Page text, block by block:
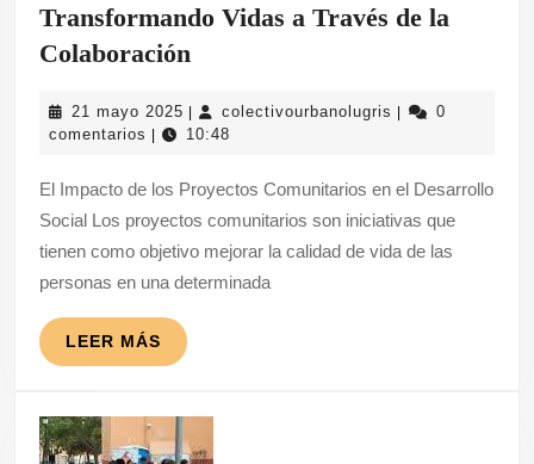
Transformando Vidas a Través de la
Colaboración
Comunitario:
Vidas
a
Través
21 mayo 2025 21
mayo
| colectivourbanolugris |
0
comentarios | 10:48
El Impacto de los Proyectos Comunitarios en el Desarrollo
Social Los proyectos comunitarios son iniciativas que
tienen como objetivo mejorar la calidad de vida de las
personas en una determinada
LEER MÁS LEER
MÁS